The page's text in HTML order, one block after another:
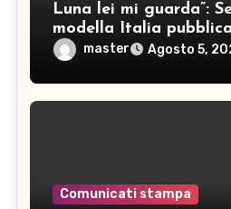
Luna lei mi guarda”:
modella Italia
ineditimaster Agosto 5,
Comunicati stampa